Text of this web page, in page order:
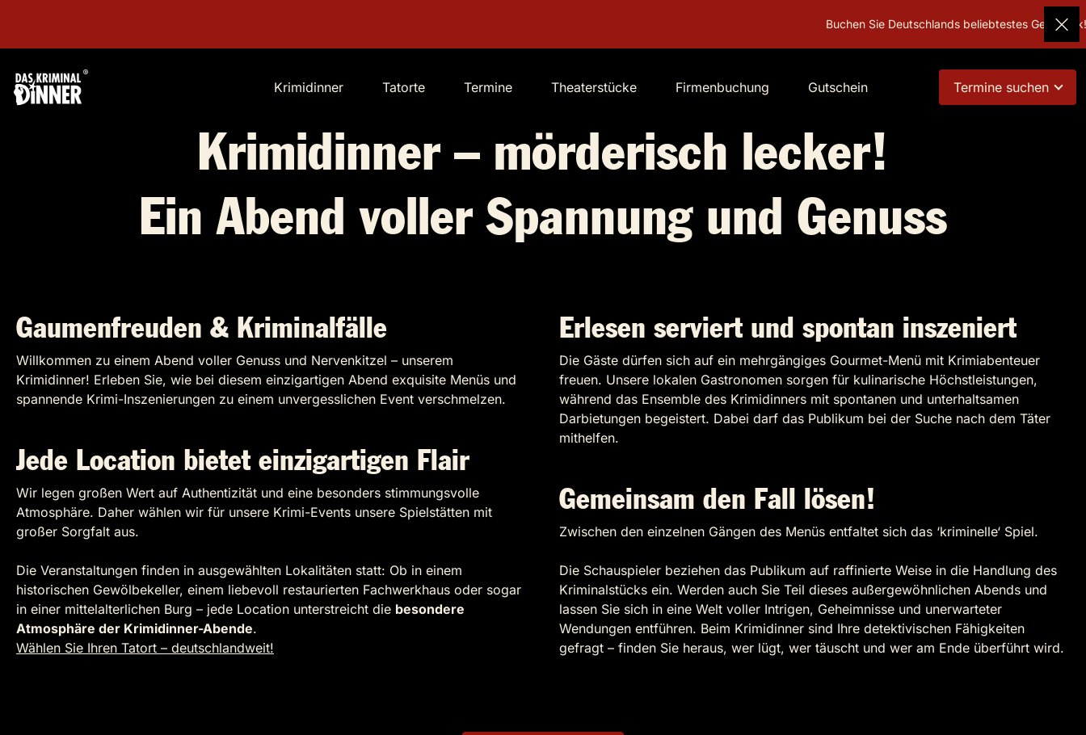
Buchen Sie Deutschlands beliebtestes Geschenk!
Krimidinner Tatorte Termine Theaterstücke Firmenbuchung Gutschein Termine suchen
Krimidinner – mörderisch lecker!
Ein Abend voller Spannung und Genuss
Gaumenfreuden & Kriminalfälle
Willkommen zu einem Abend voller Genuss und Nervenkitzel – unserem
Krimidinner! Erleben Sie, wie bei diesem einzigartigen Abend exquisite Menüs und
spannende Krimi-Inszenierungen zu einem unvergesslichen Event verschmelzen.
Jede Location bietet einzigartigen Flair
Wir legen großen Wert auf Authentizität und eine besonders stimmungsvolle
Atmosphäre. Daher wählen wir für unsere Krimi-Events unsere Spielstätten mit
großer Sorgfalt aus.
Die Veranstaltungen finden in ausgewählten Lokalitäten statt: Ob in einem
historischen Gewölbekeller, einem liebevoll restaurierten Fachwerkhaus oder sogar
in einer mittelalterlichen Burg – jede Location unterstreicht die besondere
Atmosphäre der Krimidinner-Abende.
Wählen Sie Ihren Tatort – deutschlandweit!
Erlesen serviert und spontan inszeniert
Die Gäste dürfen sich auf ein mehrgängiges Gourmet-Menü mit Krimiabenteuer
freuen. Unsere lokalen Gastronomen sorgen für kulinarische Höchstleistungen,
während das Ensemble des Krimidinners mit spontanen und unterhaltsamen
Darbietungen begeistert. Dabei darf das Publikum bei der Suche nach dem Täter
mithelfen.
Gemeinsam den Fall lösen!
Zwischen den einzelnen Gängen des Menüs entfaltet sich das ‘kriminelle‘ Spiel.
Die Schauspieler beziehen das Publikum auf raffinierte Weise in die Handlung des
Kriminalstücks ein. Werden auch Sie Teil dieses außergewöhnlichen Abends und
lassen Sie sich in eine Welt voller Intrigen, Geheimnisse und unerwarteter
Wendungen entführen. Beim Krimidinner sind Ihre detektivischen Fähigkeiten
gefragt – finden Sie heraus, wer lügt, wer täuscht und wer am Ende überführt wird.